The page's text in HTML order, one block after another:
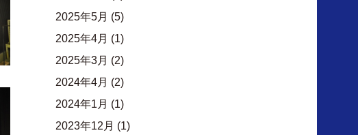
2025年5月 (5)
2025年4月 (1)
2025年3月 (2)
2024年4月 (2)
2024年1月 (1)
2023年12月 (1)